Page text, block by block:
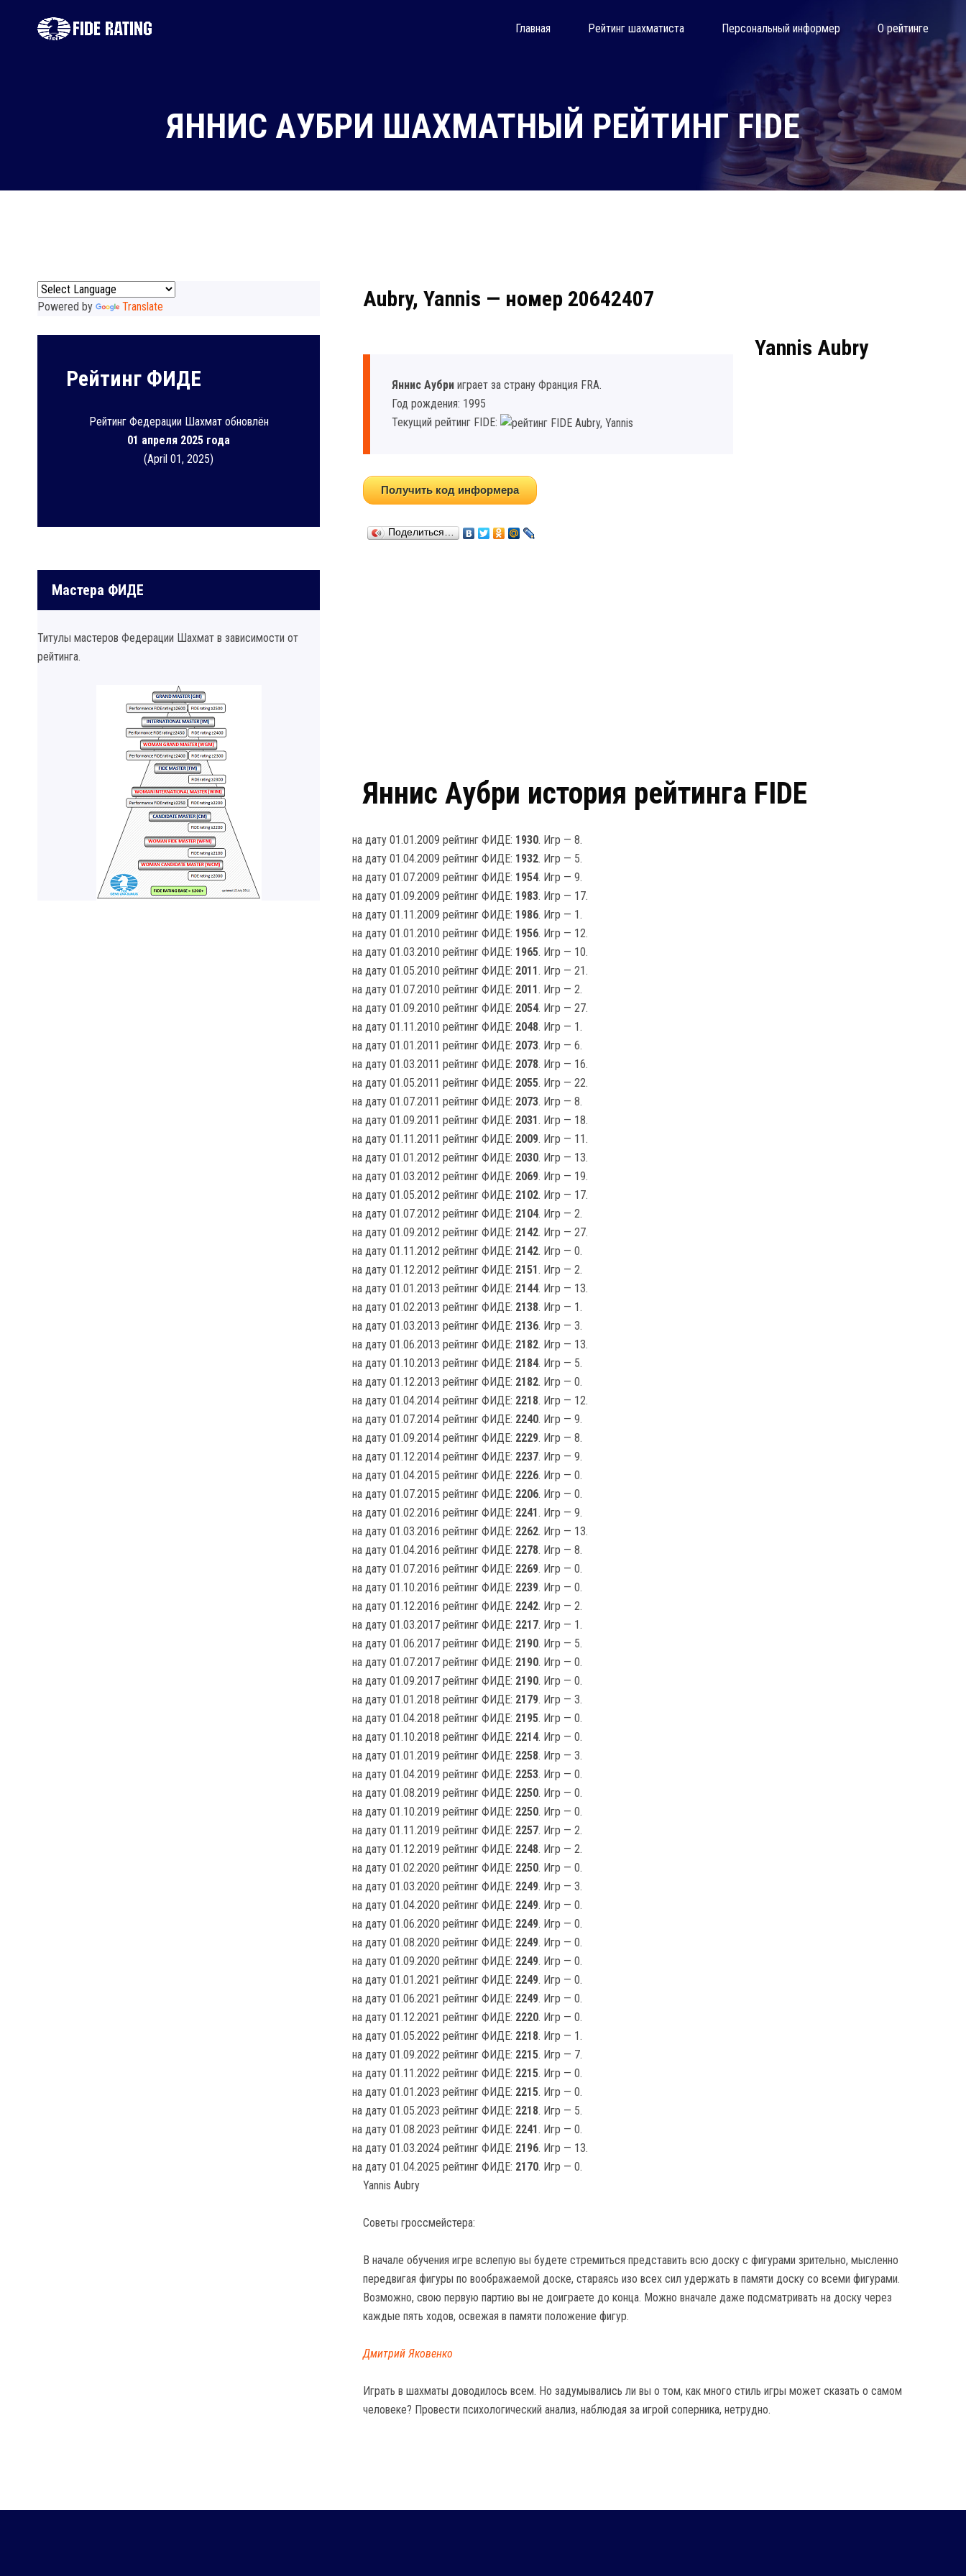
Главная Рейтинг шахматиста Персональный информер О рейтинге
ЯННИС АУБРИ ШАХМАТНЫЙ РЕЙТИНГ FIDE
Powered by Translate
Рейтинг ФИДЕ
Рейтинг Федерации Шахмат обновлён
01 апреля 2025 года
(April 01, 2025)
Мастера ФИДЕ
Титулы мастеров Федерации Шахмат в зависимости от
рейтинга.
Aubry, Yannis — номер 20642407
Яннис Аубри играет за страну Франция FRA.
Год рождения: 1995
Текущий рейтинг FIDE:
Получить код информера
Поделиться…
Yannis Aubry
Яннис Аубри история рейтинга FIDE
на дату 01.01.2009 рейтинг ФИДЕ: 1930. Игр — 8.
на дату 01.04.2009 рейтинг ФИДЕ: 1932. Игр — 5.
на дату 01.07.2009 рейтинг ФИДЕ: 1954. Игр — 9.
на дату 01.09.2009 рейтинг ФИДЕ: 1983. Игр — 17.
на дату 01.11.2009 рейтинг ФИДЕ: 1986. Игр — 1.
на дату 01.01.2010 рейтинг ФИДЕ: 1956. Игр — 12.
на дату 01.03.2010 рейтинг ФИДЕ: 1965. Игр — 10.
на дату 01.05.2010 рейтинг ФИДЕ: 2011. Игр — 21.
на дату 01.07.2010 рейтинг ФИДЕ: 2011. Игр — 2.
на дату 01.09.2010 рейтинг ФИДЕ: 2054. Игр — 27.
на дату 01.11.2010 рейтинг ФИДЕ: 2048. Игр — 1.
на дату 01.01.2011 рейтинг ФИДЕ: 2073. Игр — 6.
на дату 01.03.2011 рейтинг ФИДЕ: 2078. Игр — 16.
на дату 01.05.2011 рейтинг ФИДЕ: 2055. Игр — 22.
на дату 01.07.2011 рейтинг ФИДЕ: 2073. Игр — 8.
на дату 01.09.2011 рейтинг ФИДЕ: 2031. Игр — 18.
на дату 01.11.2011 рейтинг ФИДЕ: 2009. Игр — 11.
на дату 01.01.2012 рейтинг ФИДЕ: 2030. Игр — 13.
на дату 01.03.2012 рейтинг ФИДЕ: 2069. Игр — 19.
на дату 01.05.2012 рейтинг ФИДЕ: 2102. Игр — 17.
на дату 01.07.2012 рейтинг ФИДЕ: 2104. Игр — 2.
на дату 01.09.2012 рейтинг ФИДЕ: 2142. Игр — 27.
на дату 01.11.2012 рейтинг ФИДЕ: 2142. Игр — 0.
на дату 01.12.2012 рейтинг ФИДЕ: 2151. Игр — 2.
на дату 01.01.2013 рейтинг ФИДЕ: 2144. Игр — 13.
на дату 01.02.2013 рейтинг ФИДЕ: 2138. Игр — 1.
на дату 01.03.2013 рейтинг ФИДЕ: 2136. Игр — 3.
на дату 01.06.2013 рейтинг ФИДЕ: 2182. Игр — 13.
на дату 01.10.2013 рейтинг ФИДЕ: 2184. Игр — 5.
на дату 01.12.2013 рейтинг ФИДЕ: 2182. Игр — 0.
на дату 01.04.2014 рейтинг ФИДЕ: 2218. Игр — 12.
на дату 01.07.2014 рейтинг ФИДЕ: 2240. Игр — 9.
на дату 01.09.2014 рейтинг ФИДЕ: 2229. Игр — 8.
на дату 01.12.2014 рейтинг ФИДЕ: 2237. Игр — 9.
на дату 01.04.2015 рейтинг ФИДЕ: 2226. Игр — 0.
на дату 01.07.2015 рейтинг ФИДЕ: 2206. Игр — 0.
на дату 01.02.2016 рейтинг ФИДЕ: 2241. Игр — 9.
на дату 01.03.2016 рейтинг ФИДЕ: 2262. Игр — 13.
на дату 01.04.2016 рейтинг ФИДЕ: 2278. Игр — 8.
на дату 01.07.2016 рейтинг ФИДЕ: 2269. Игр — 0.
на дату 01.10.2016 рейтинг ФИДЕ: 2239. Игр — 0.
на дату 01.12.2016 рейтинг ФИДЕ: 2242. Игр — 2.
на дату 01.03.2017 рейтинг ФИДЕ: 2217. Игр — 1.
на дату 01.06.2017 рейтинг ФИДЕ: 2190. Игр — 5.
на дату 01.07.2017 рейтинг ФИДЕ: 2190. Игр — 0.
на дату 01.09.2017 рейтинг ФИДЕ: 2190. Игр — 0.
на дату 01.01.2018 рейтинг ФИДЕ: 2179. Игр — 3.
на дату 01.04.2018 рейтинг ФИДЕ: 2195. Игр — 0.
на дату 01.10.2018 рейтинг ФИДЕ: 2214. Игр — 0.
на дату 01.01.2019 рейтинг ФИДЕ: 2258. Игр — 3.
на дату 01.04.2019 рейтинг ФИДЕ: 2253. Игр — 0.
на дату 01.08.2019 рейтинг ФИДЕ: 2250. Игр — 0.
на дату 01.10.2019 рейтинг ФИДЕ: 2250. Игр — 0.
на дату 01.11.2019 рейтинг ФИДЕ: 2257. Игр — 2.
на дату 01.12.2019 рейтинг ФИДЕ: 2248. Игр — 2.
на дату 01.02.2020 рейтинг ФИДЕ: 2250. Игр — 0.
на дату 01.03.2020 рейтинг ФИДЕ: 2249. Игр — 3.
на дату 01.04.2020 рейтинг ФИДЕ: 2249. Игр — 0.
на дату 01.06.2020 рейтинг ФИДЕ: 2249. Игр — 0.
на дату 01.08.2020 рейтинг ФИДЕ: 2249. Игр — 0.
на дату 01.09.2020 рейтинг ФИДЕ: 2249. Игр — 0.
на дату 01.01.2021 рейтинг ФИДЕ: 2249. Игр — 0.
на дату 01.06.2021 рейтинг ФИДЕ: 2249. Игр — 0.
на дату 01.12.2021 рейтинг ФИДЕ: 2220. Игр — 0.
на дату 01.05.2022 рейтинг ФИДЕ: 2218. Игр — 1.
на дату 01.09.2022 рейтинг ФИДЕ: 2215. Игр — 7.
на дату 01.11.2022 рейтинг ФИДЕ: 2215. Игр — 0.
на дату 01.01.2023 рейтинг ФИДЕ: 2215. Игр — 0.
на дату 01.05.2023 рейтинг ФИДЕ: 2218. Игр — 5.
на дату 01.08.2023 рейтинг ФИДЕ: 2241. Игр — 0.
на дату 01.03.2024 рейтинг ФИДЕ: 2196. Игр — 13.
на дату 01.04.2025 рейтинг ФИДЕ: 2170. Игр — 0.
Yannis Aubry
Советы гроссмейстера:
В начале обучения игре вслепую вы будете стремиться представить всю доску с фигурами зрительно, мысленно
передвигая фигуры по воображаемой доске, стараясь изо всех сил удержать в памяти доску со всеми фигурами.
Возможно, свою первую партию вы не доиграете до конца. Можно вначале даже подсматривать на доску через
каждые пять ходов, освежая в памяти положение фигур.
Дмитрий Яковенко
Играть в шахматы доводилось всем. Но задумывались ли вы о том, как много стиль игры может сказать о самом
человеке? Провести психологический анализ, наблюдая за игрой соперника, нетрудно.